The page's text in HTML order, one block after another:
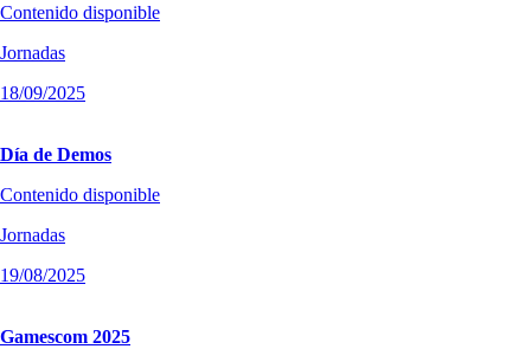
Contenido disponible
Jornadas
18/09/2025
Día de Demos
Contenido disponible
Jornadas
19/08/2025
Gamescom 2025